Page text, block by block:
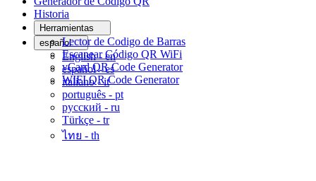
Historia
Herramientas
Lector de Codigo de Barras
Escanear Código QR WiFi
vCard QR Code Generator
WIFI QR Code Generator
español
English -en
español -es
italiano -it
português - pt
русский - ru
Türkçe - tr
ไทย - th